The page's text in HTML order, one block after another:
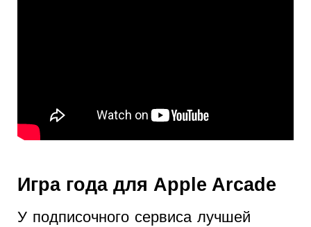
Игра года для Apple Arcade
У подписочного сервиса лучшей